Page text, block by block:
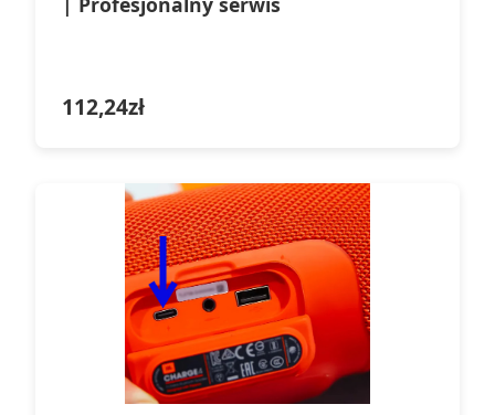
112,24zł